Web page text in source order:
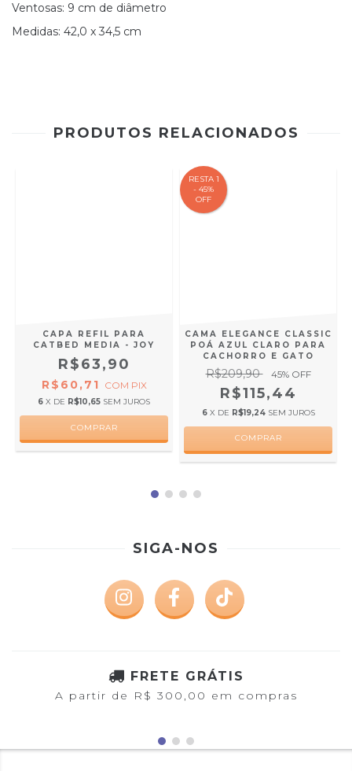
Ventosas: 9 cm de diâmetro
Medidas: 42,0 x 34,5 cm
PRODUTOS RELACIONADOS
CAPA REFIL PARA
CATBED MEDIA - JOY
R$63,90
R$60,71 COM PIX
6 X DE R$10,65 SEM JUROS
RESTA 1
- 45%
OFF
CAMA ELEGANCE CLASSIC
POÁ AZUL CLARO PARA
CACHORRO E GATO
R$209,90 45% OFF
R$115,44
6 X DE R$19,24 SEM JUROS
COMPRAR
SIGA-NOS
FRETE GRÁTIS
A partir de R$ 300,00 em compras